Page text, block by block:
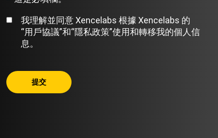
我理解並同意 Xencelabs 根據 Xencelabs 的
“用戶協議”和“隱私政策”使用和轉移我的個人信
息。
提交